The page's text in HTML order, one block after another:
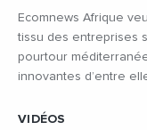
Ecomnews Afrique
tissu des entreprises
pourtour
innovantes d’entre
VIDÉOS